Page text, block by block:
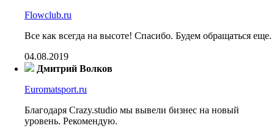
Flowclub.ru
Все как всегда на высоте! Спасибо. Будем обращаться еще.
04.08.2019
Дмитрий Волков
Euromatsport.ru
Благодаря Crazy.studio мы вывели бизнес на новый
уровень. Рекомендую.